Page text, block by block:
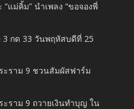
“แม่คิ้ม” นำเพลง “ขอจองพี่
3 กด 33 วันพฤหัสบดีที่ 25
ะราม 9 ชวนสัมผัสฟาร์ม
ะราม 9 ถวายเงินทำบุญ ใน